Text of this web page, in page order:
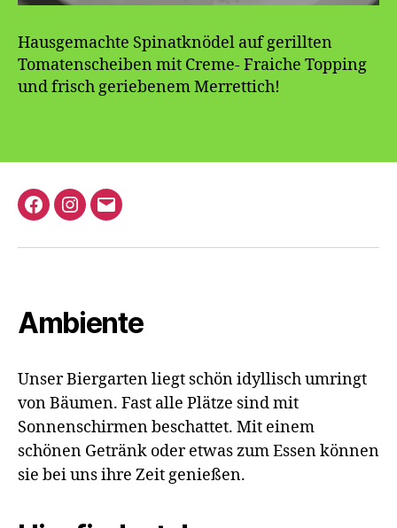
Hausgemachte Spinatknödel auf gerillten
Tomatenscheiben mit Creme- Fraiche Topping
und frisch geriebenem Merrettich!
Facebook
Instagram
E-
Ambiente
Unser Biergarten liegt schön idyllisch umringt
von Bäumen. Fast alle Plätze sind mit
Sonnenschirmen beschattet. Mit einem
schönen Getränk oder etwas zum Essen können
sie bei uns ihre Zeit genießen.